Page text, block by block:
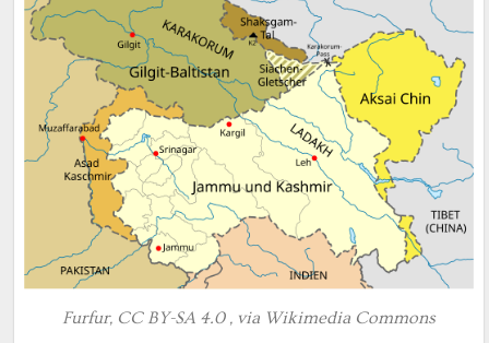
Furfur, CC BY-SA 4.0 , via Wikimedia Commons